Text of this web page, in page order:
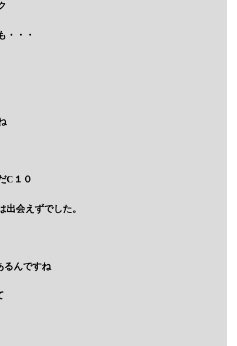
・・・
C１０
出会えずでした。
るんですね